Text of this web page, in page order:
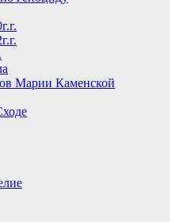
Марии Каменской